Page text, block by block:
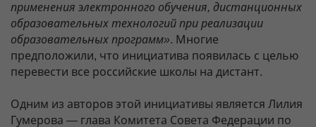
применения электронного обучения, дистанционных
образовательных технологий при реализации
образовательных программ». Многие
предположили, что инициатива появилась с целью
перевести все российские школы на дистант.
Одним из авторов этой инициативы является Лилия
Гумерова — глава Комитета Совета Федерации по